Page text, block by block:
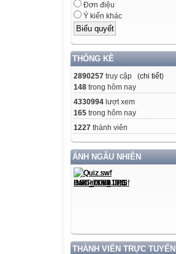
Đơn điệu
Ý kiến khác
THỐNG KÊ
2890257 truy cập (chi tiết)
148 trong hôm nay
4330994 lượt xem
165 trong hôm nay
1227 thành viên
ẢNH NGẪU NHIÊN
THÀNH VIÊN TRỰC TUYẾN